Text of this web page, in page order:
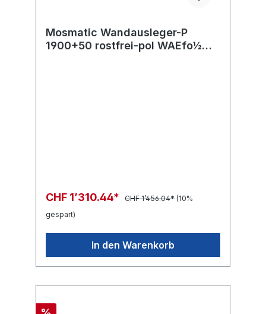
Mosmatic Wandausleger-P
1900+50 rostfrei-pol WAEfo½
CHF 1’310.44* CHF 1’456.04* (10%
gespart)
In den Warenkorb